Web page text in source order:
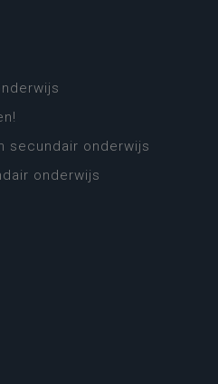
secundair onderwijs
onderwijs